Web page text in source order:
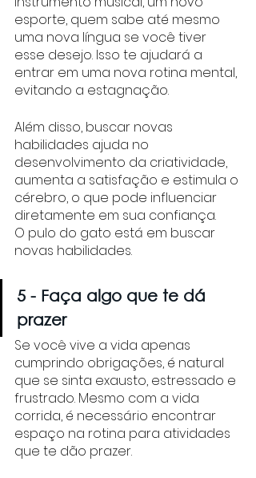
esporte, quem sabe até mesmo
uma nova língua se você tiver
esse desejo. Isso te ajudará a
entrar em uma nova rotina mental,
evitando a estagnação.
Além disso, buscar novas
habilidades ajuda no
desenvolvimento da criatividade,
aumenta a satisfação e estimula o
cérebro, o que pode influenciar
diretamente em sua confiança.
O pulo do gato está em buscar
novas habilidades.
5 - Faça algo que te dá
prazer
Se você vive a vida apenas
cumprindo obrigações, é natural
que se sinta exausto, estressado e
frustrado. Mesmo com a vida
corrida, é necessário encontrar
espaço na rotina para atividades
que te dão prazer.